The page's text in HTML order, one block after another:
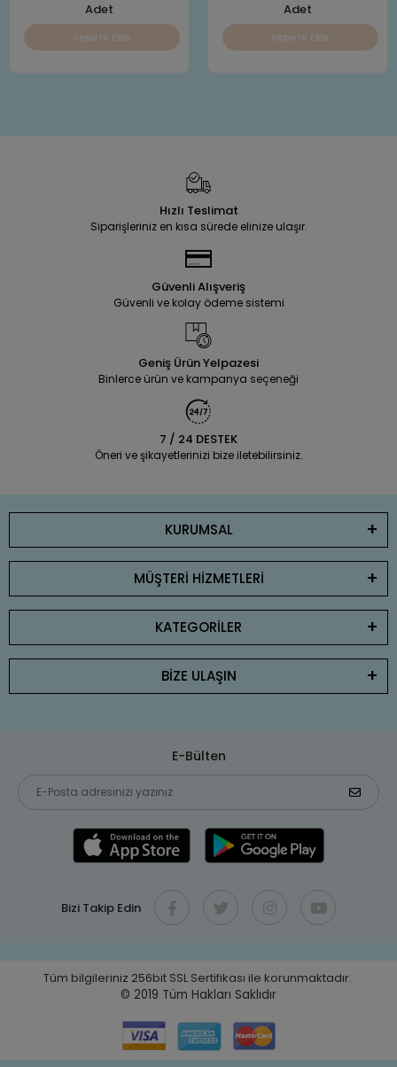
Adet
Sepete Ekle
Adet
Sepete Ekle
Hızlı Teslimat
Siparişleriniz en kısa sürede elinize ulaşır.
Güvenli Alışveriş
Güvenli ve kolay ödeme sistemi
Geniş Ürün Yelpazesi
Binlerce ürün ve kampanya seçeneği
7 / 24 DESTEK
Öneri ve şikayetlerinizi bize iletebilirsiniz.
KURUMSAL
MÜŞTERİ HİZMETLERİ
KATEGORİLER
BİZE ULAŞIN
E-Bülten
Bizi Takip Edin
Tüm bilgileriniz 256bit SSL Sertifikası ile korunmaktadır.
© 2019 Tüm Hakları Saklıdır